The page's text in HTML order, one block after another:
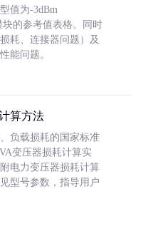
值为-3dBm
块的参考值表格。同时
耗、连接器问题）及
能问题。
算方法
负载损耗的国家标准
变压器损耗计算实
电力变压器损耗计算
型号参数，指导用户